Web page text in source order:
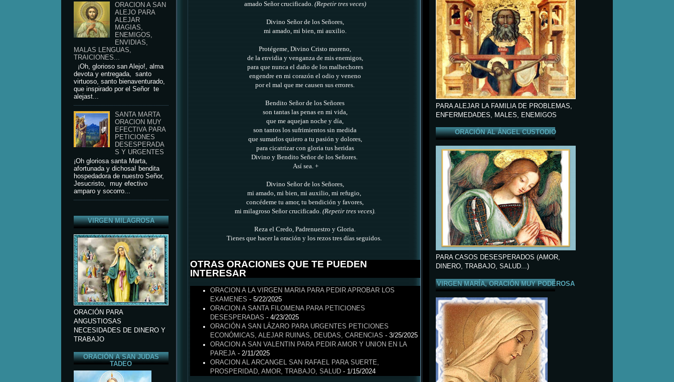
ORACION A SAN
ALEJO PARA
ALEJAR
MAGIAS,
ENEMIGOS,
ENVIDIAS,
MALAS LENGUAS,
TRAICIONES...
¡Oh, glorioso san Alejo!, alma
devota y entregada, santo
virtuoso, santo bienaventurado,
que inspirado por el Señor te
alejast...
SANTA MARTA
ORACION MUY
EFECTIVA PARA
PETICIONES
DESESPERADA
S Y URGENTES
¡Oh gloriosa santa Marta,
afortunada y dichosa! bendita
hospedadora de nuestro Señor,
Jesucristo, muy efectivo
amparo y socorro...
VIRGEN MILAGROSA
ORACIÓN PARA
ANGUSTIOSAS
NECESIDADES DE DINERO Y
TRABAJO
ORACIÓN A SAN JUDAS
TADEO
amado Señor crucificado. (Repetir tres veces)
Divino Señor de los Señores,
mi amado, mi bien, mi auxilio.
Protégeme, Divino Cristo moreno,
de la envidia y venganza de mis enemigos,
para que nunca el daño de los malhechores
engendre en mi corazón el odio y veneno
por el mal que me causen sus errores.
Bendito Señor de los Señores
son tantas las penas en mi vida,
que me aquejan noche y día,
son tantos los sufrimientos sin medida
que sumarlos quiero a tu pasión y dolores,
para cicatrizar con gloria tus heridas
Divino y Bendito Señor de los Señores.
Así sea. +
Divino Señor de los Señores,
mi amado, mi bien, mi auxilio, mi refugio,
concédeme tu amor, tu bendición y favores,
mi milagroso Señor crucificado. (Repetir tres veces).
Reza el Credo, Padrenuestro y Gloria.
Tienes que hacer la oración y los rezos tres días seguidos.
OTRAS ORACIONES QUE TE PUEDEN
INTERESAR
ORACION A LA VIRGEN MARIA PARA PEDIR APROBAR LOS
EXAMENES - 5/22/2025
ORACION A SANTA FILOMENA PARA PETICIONES
DESESPERADAS - 4/23/2025
ORACIÓN A SAN LÁZARO PARA URGENTES PETICIONES
ECONÓMICAS, ALEJAR RUINAS, DEUDAS, CARENCIAS - 3/25/2025
ORACION A SAN VALENTIN PARA PEDIR AMOR Y UNION EN LA
PAREJA - 2/11/2025
ORACION AL ARCANGEL SAN RAFAEL PARA SUERTE,
PROSPERIDAD, AMOR, TRABAJO, SALUD- 1/15/2024
PARA ALEJAR LA FAMILIA DE PROBLEMAS,
ENFERMEDADES, MALES, ENEMIGOS
ORACIÓN AL ÁNGEL CUSTODIO
PARA CASOS DESESPERADOS (AMOR,
DINERO, TRABAJO, SALUD...)
VIRGEN MARÍA, ORACIÓN MUY PODEROSA